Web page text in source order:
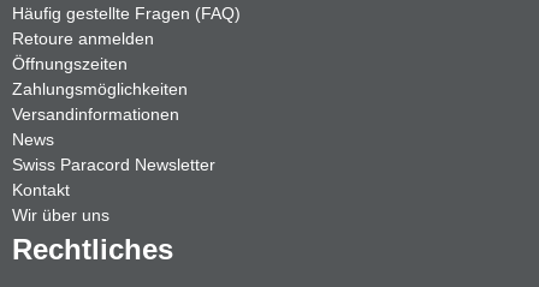
Häufig gestellte Fragen (FAQ)
Retoure anmelden
Öffnungszeiten
Zahlungsmöglichkeiten
Versandinformationen
News
Swiss Paracord Newsletter
Kontakt
Wir über uns
Rechtliches